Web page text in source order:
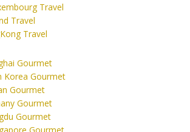
Travel
Travel
Travel
Gourmet
Korea Gourmet
Gourmet
Gourmet
Gourmet
Gourmet